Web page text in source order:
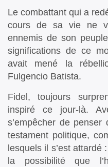
Le combattant qui a
cours de sa vie ne
ennemis de son
significations de ce
avait mené la
Fulgencio Batista.
Fidel, toujours
inspiré ce jour-là.
s’empêcher de penser
testament politique,
lesquels il s’est
la possibilité que